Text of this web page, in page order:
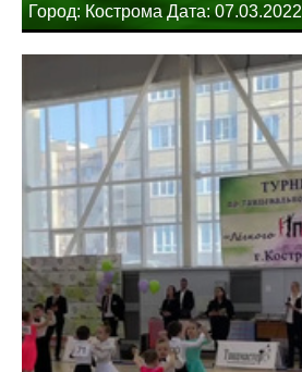
Город: Кострома Дата: 07.03.2022